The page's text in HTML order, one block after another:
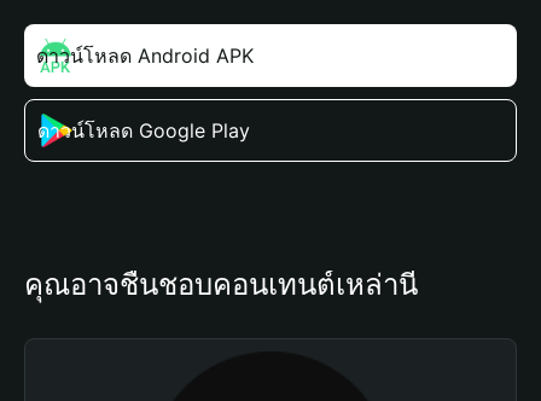
ดาวน์โหลด Android APK
ดาวน์โหลด Google Play
คุณอาจชื่นชอบคอนเทนต์เหล่านี้